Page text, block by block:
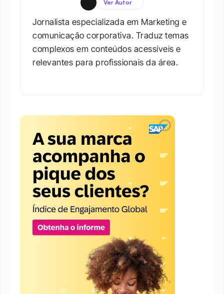
Ver Autor
Jornalista especializada em Marketing e
comunicação corporativa. Traduz temas
complexos em conteúdos acessíveis e
relevantes para profissionais da área.​